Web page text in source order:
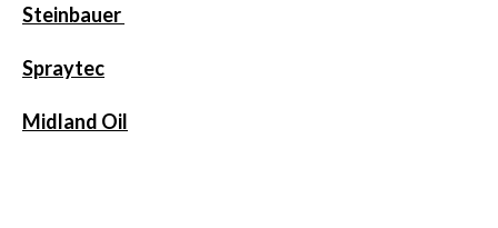
Steinbauer
Spraytec
Midland Oil